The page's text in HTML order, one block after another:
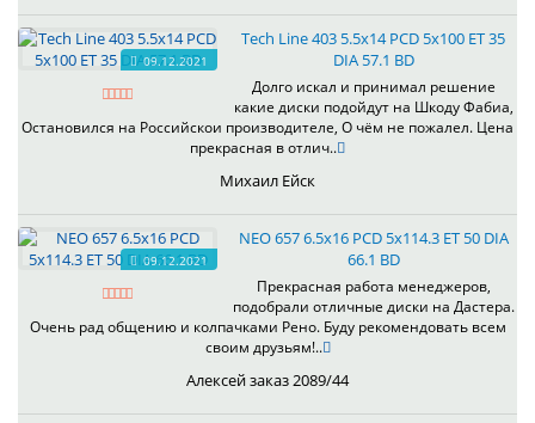
09.12.2021
Tech Line 403 5.5x14 PCD 5x100 ET 35
DIA 57.1 BD
Долго искал и принимал решение
какие диски подойдут на Шкоду Фабиа,
Остановился на Российскои производителе, О чём не пожалел. Цена
прекрасная в отлич..
Михаил Ейск
09.12.2021
NEO 657 6.5x16 PCD 5x114.3 ET 50 DIA
66.1 BD
Прекрасная работа менеджеров,
подобрали отличные диски на Дастера.
Очень рад общению и колпачками Рено. Буду рекомендовать всем
своим друзьям!..
Алексей заказ 2089/44